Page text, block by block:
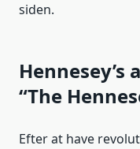
siden.
Hennesey’s
“The
Efter at have